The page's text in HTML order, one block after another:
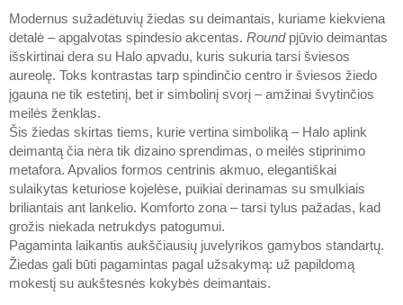
Modernus sužadėtuvių žiedas su deimantais, kuriame kiekviena
detalė – apgalvotas spindesio akcentas. Roundpjūvio deimantas
išskirtinai dera su Halo apvadu, kuris sukuria tarsi šviesos
aureolę. Toks kontrastas tarp spindinčio centro ir šviesos žiedo
įgauna ne tik estetinį, bet ir simbolinį svorį – amžinai švytinčios
meilės ženklas.
Šis žiedas skirtas tiems, kurie vertina simboliką – Halo aplink
deimantą čia nėra tik dizaino sprendimas, o meilės stiprinimo
metafora. Apvalios formos centrinis akmuo, elegantiškai
sulaikytas keturiose kojelėse, puikiai derinamas su smulkiais
briliantais ant lankelio. Komforto zona – tarsi tylus pažadas, kad
grožis niekada netrukdys patogumui.
Pagaminta laikantis aukščiausių juvelyrikos gamybos standartų.
Žiedas gali būti pagamintas pagal užsakymą: už papildomą
mokestį su aukštesnės kokybės deimantais.